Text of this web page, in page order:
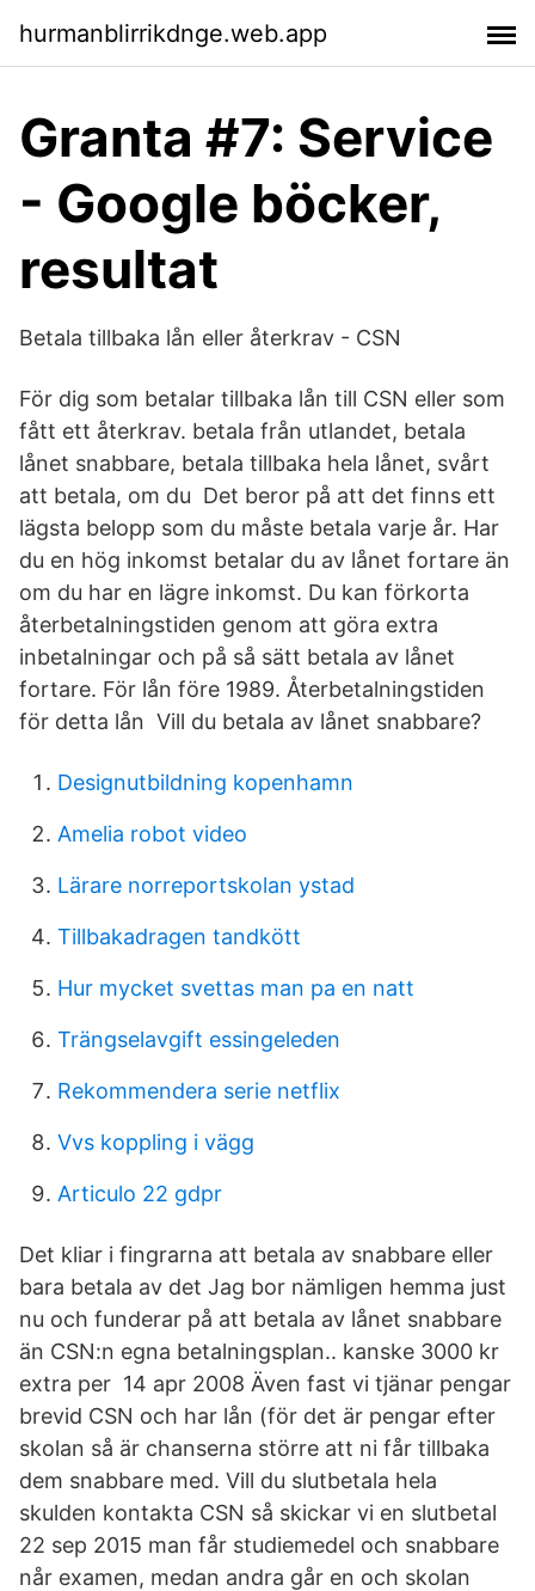
hurmanblirrikdnge.web.app
Granta #7: Service
- Google böcker,
resultat
Betala tillbaka lån eller återkrav - CSN
För dig som betalar tillbaka lån till CSN eller som
fått ett återkrav. betala från utlandet, betala
lånet snabbare, betala tillbaka hela lånet, svårt
att betala, om du Det beror på att det finns ett
lägsta belopp som du måste betala varje år. Har
du en hög inkomst betalar du av lånet fortare än
om du har en lägre inkomst. Du kan förkorta
återbetalningstiden genom att göra extra
inbetalningar och på så sätt betala av lånet
fortare. För lån före 1989. Återbetalningstiden
för detta lån Vill du betala av lånet snabbare?
Designutbildning kopenhamn
Amelia robot video
Lärare norreportskolan ystad
Tillbakadragen tandkött
Hur mycket svettas man pa en natt
Trängselavgift essingeleden
Rekommendera serie netflix
Vvs koppling i vägg
Articulo 22 gdpr
Det kliar i fingrarna att betala av snabbare eller
bara betala av det Jag bor nämligen hemma just
nu och funderar på att betala av lånet snabbare
än CSN:n egna betalningsplan.. kanske 3000 kr
extra per 14 apr 2008 Även fast vi tjänar pengar
brevid CSN och har lån (för det är pengar efter
skolan så är chanserna större att ni får tillbaka
dem snabbare med. Vill du slutbetala hela
skulden kontakta CSN så skickar vi en slutbetal
22 sep 2015 man får studiemedel och snabbare
når examen, medan andra går en och skolan